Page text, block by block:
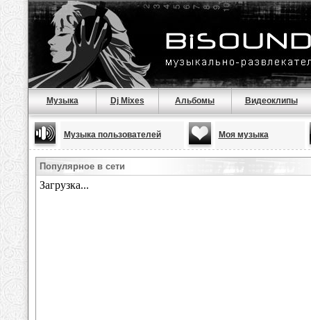
Музыка Dj Mixes Альбомы Видеоклипы
Музыка пользователей Моя музыка
Популярное в сети